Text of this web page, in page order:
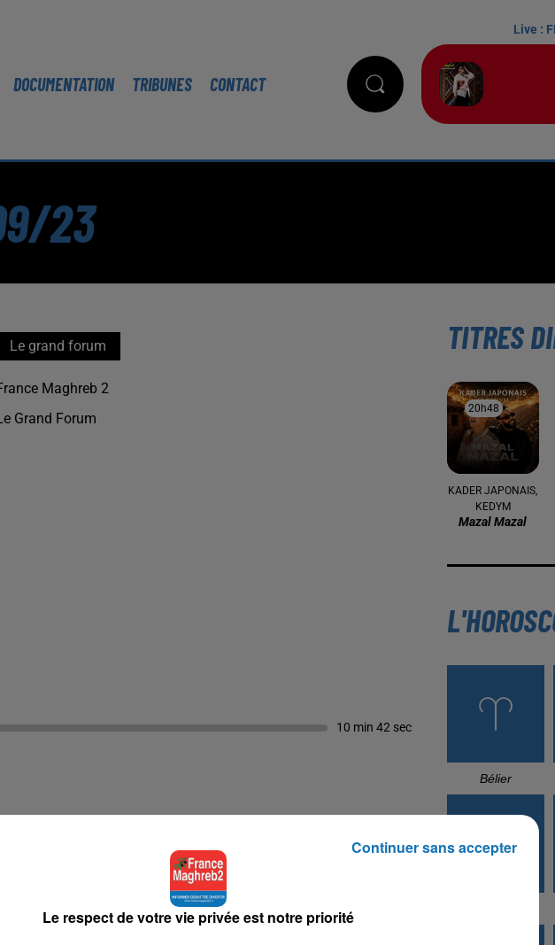
DOCUMENTATION TRIBUNES CONTACT
Live :
23
Le grand forum
Maghreb 2
Grand Forum
10 min 42 sec
TITRES
20h48
20h48
KADER JAPONAIS,
KEDYM
Mazal Mazal
Bélier
Le respect de votre vie privée est notre priorité
Continuer sans accepter